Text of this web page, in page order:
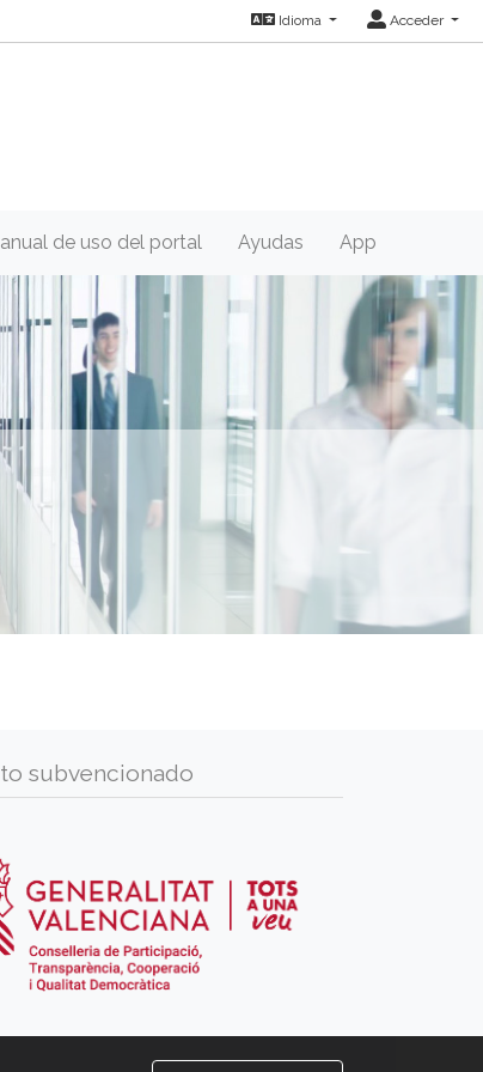
Idioma Acceder
de uso del portal Ayudas App
subvencionado